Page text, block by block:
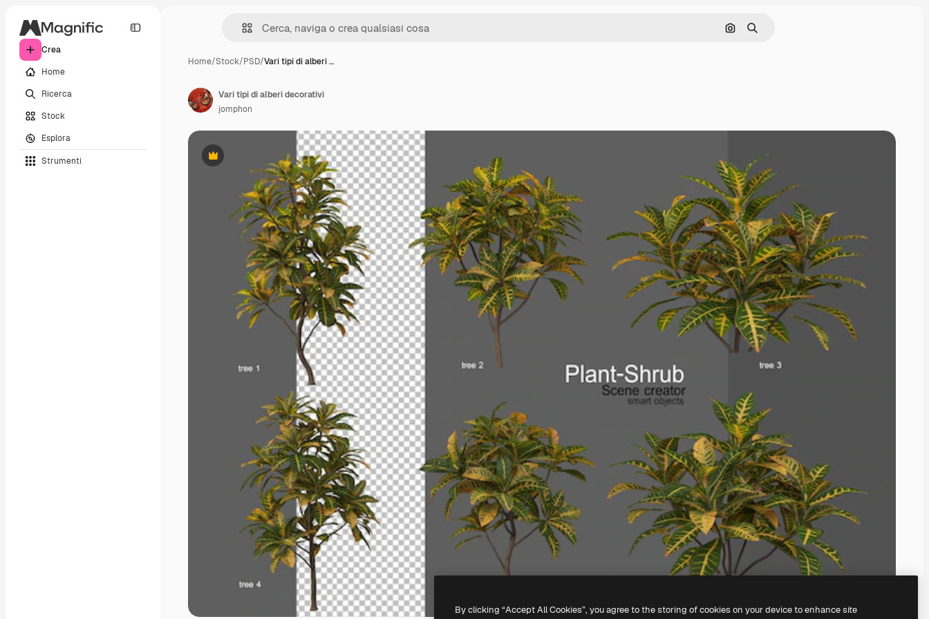
Crea
Home
Ricerca
Stock
Esplora
Strumenti
Cerca per immagine
Ricerca
Home/Stock/PSD/Vari tipi di alberi …
Premium
Vari tipi di alberi decorativi
jomphon
By clicking “Accept All Cookies”, you agree to the storing of cookies on your device to enhance site